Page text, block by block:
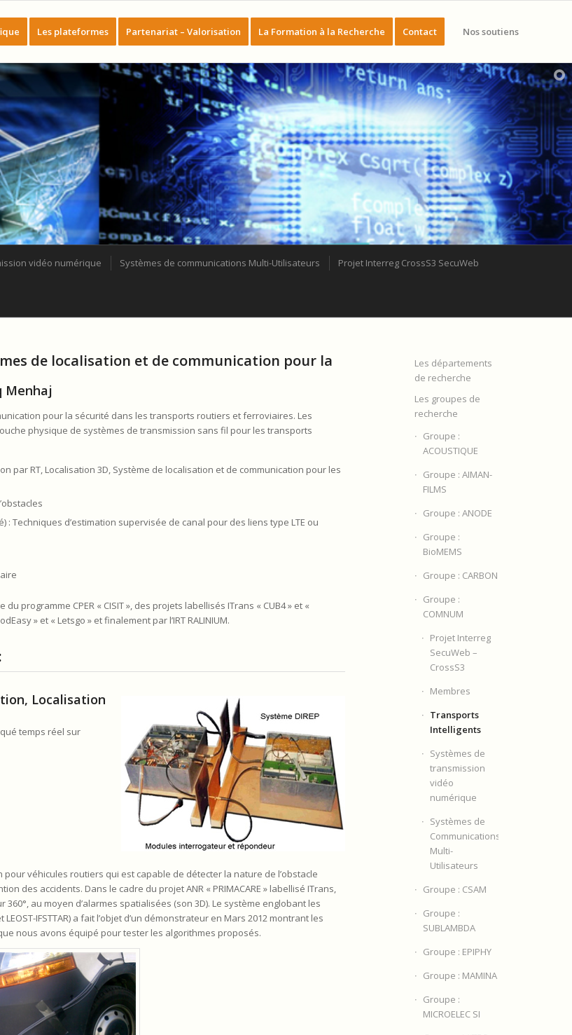
Les plateformes Partenariat – Valorisation La Formation à la Recherche Contact Nos soutiens
vidéo numérique Systèmes de communications Multi-Utilisateurs Projet Interreg CrossS3 SecuWeb
de localisation et de communication pour la
Menhaj
pour la sécurité dans les transports routiers et ferroviaires. Les
physique de systèmes de transmission sans fil pour les transports
par RT, Localisation 3D, Système de localisation et de communication pour les
Techniques d’estimation supervisée de canal pour des liens type LTE ou
programme CPER « CISIT », des projets labellisés ITrans « CUB4 » et «
» et « Letsgo » et finalement par l’IRT RALINIUM.
Localisation
temps réel sur
véhicules routiers qui est capable de détecter la nature de l’obstacle
des accidents. Dans le cadre du projet ANR « PRIMACARE » labellisé ITrans,
au moyen d’alarmes spatialisées (son 3D). Le système englobant les
IFSTTAR) a fait l’objet d’un démonstrateur en Mars 2012 montrant les
nous avons équipé pour tester les algorithmes proposés.
Les départements
de recherche
Les groupes de
recherche
Groupe :
ACOUSTIQUE
Groupe : AIMAN-
FILMS
Groupe : ANODE
Groupe :
BioMEMS
Groupe : CARBON
Groupe :
COMNUM
Projet Interreg
SecuWeb –
CrossS3
Membres
Transports
Intelligents
Systèmes de
transmission
vidéo
numérique
Systèmes de
Communications
Multi-
Utilisateurs
Groupe : CSAM
Groupe :
SUBLAMBDA
Groupe : EPIPHY
Groupe : MAMINA
Groupe :
MICROELEC SI